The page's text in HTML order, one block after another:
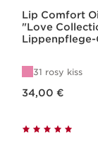
Lip Comfort
"Love
Lippenpflege-
31 rosy kiss
34,00 €